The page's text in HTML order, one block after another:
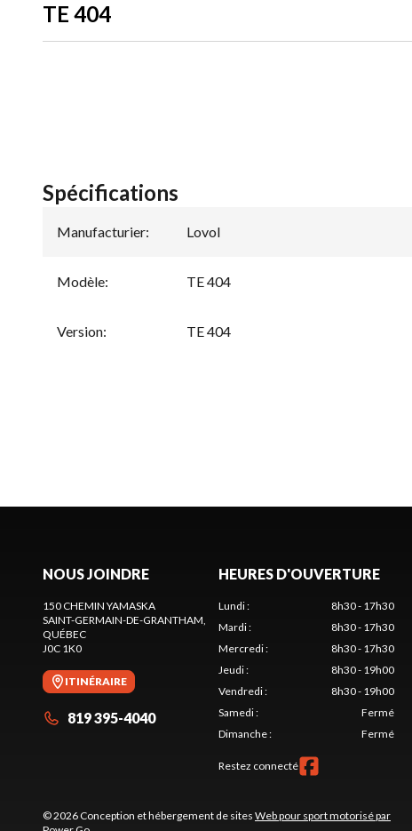
TE 404
Spécifications
Manufacturier: Lovol
Modèle: TE 404
Version: TE 404
NOUS JOINDRE
150 CHEMIN YAMASKA
SAINT-GERMAIN-DE-GRANTHAM,
QUÉBEC
J0C 1K0
ITINÉRAIRE
819 395-4040
HEURES D'OUVERTURE
Lundi:
8h30 - 17h30
Mardi:
8h30 - 17h30
Mercredi:
8h30 - 17h30
Jeudi:
8h30 - 19h00
Vendredi:
8h30 - 19h00
Samedi:
Fermé
Dimanche: Fermé
Restez connecté
© 2026 Conception et hébergement de sites Web pour sport motorisé par